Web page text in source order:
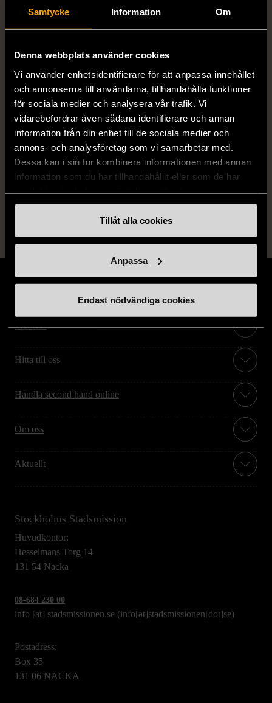
Samtycke Information Om
Denna webbplats använder cookies
Vi använder enhetsidentifierare för att anpassa innehållet
och annonserna till användarna, tillhandahålla funktioner
för sociala medier och analysera vår trafik. Vi
vidarebefordrar även sådana identifierare och annan
information från din enhet till de sociala medier och
annons- och analysföretag som vi samarbetar med.
Dessa kan i sin tur kombinera informationen med annan
information som du har tillhandahållit eller som de har
Tillåt alla cookies
Anpassa
Endast nödvändiga cookies
Författare GEORGE R.R. MARTIN
9780006479901, 9780007119554,
9780006486121, 9780006486114
Skick Gott skick
Produkten har använts men är av fin
kvalitet, det kan förekomma mindre
förslitningar.
Stöd oss
Hitta till oss
Handla second hand online
Om oss
Aktuellt
Stockholms Stadsmission
Huvudkontor:
Hesselmans Torg 14
131 54 Nacka
08-684 230 00
info [at] stadsmissionen.se (info[at]stadsmissionen[dot]se)
Postadress:
Box 35
131 06 NACKA